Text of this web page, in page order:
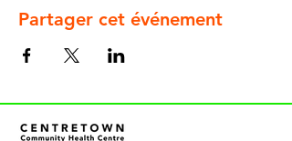
Partager cet événement